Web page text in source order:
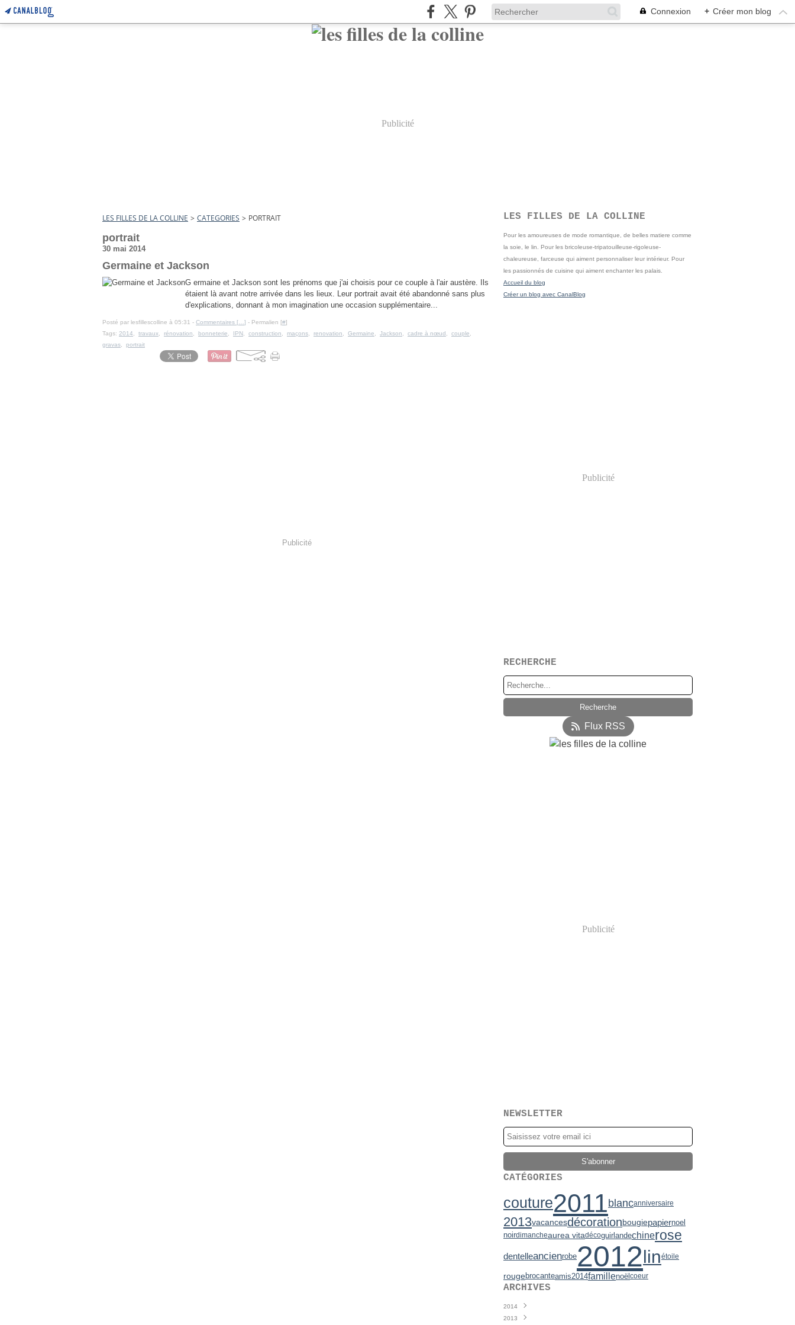
Connexion + Créer mon blog
Publicité
LES FILLES DE LA COLLINE > CATEGORIES > PORTRAIT
portrait
30 mai 2014
Germaine et Jackson
G ermaine et Jackson sont les prénoms que j'ai choisis pour ce couple à l'air austère. Ils
étaient là avant notre arrivée dans les lieux. Leur portrait avait été abandonné sans plus
d'explications, donnant à mon imagination une occasion supplémentaire...
Posté par lesfillescolline à 05:31 - Commentaires [ ] - Permalien [#]
Tags: 2014 travaux rénovation bonneterie IPN construction maçons renovation Germaine Jackson cadre à nœud couple
gravas
portrait
Publicité
LES FILLES DE LA COLLINE
Pour les amoureuses de mode romantique, de belles matiere comme
la soie, le lin. Pour les bricoleuse-tripatouilleuse-rigoleuse-
chaleureuse, farceuse qui aiment personnaliser leur intérieur. Pour
les passionnés de cuisine qui aiment enchanter les palais.
Accueil du blog
Créer un blog avec CanalBlog
Publicité
RECHERCHE
Flux RSS
Publicité
NEWSLETTER
CATÉGORIES
couture2011 blancanniversaire
2013vacancesdécorationbougiepapiernoel
noirdimancheaurea vitadécoguirlandechinerose
dentelleancienrobe2012linétoile
rougebrocanteamis2014famillenoëlcoeur
ARCHIVES
2014
Juin
2013